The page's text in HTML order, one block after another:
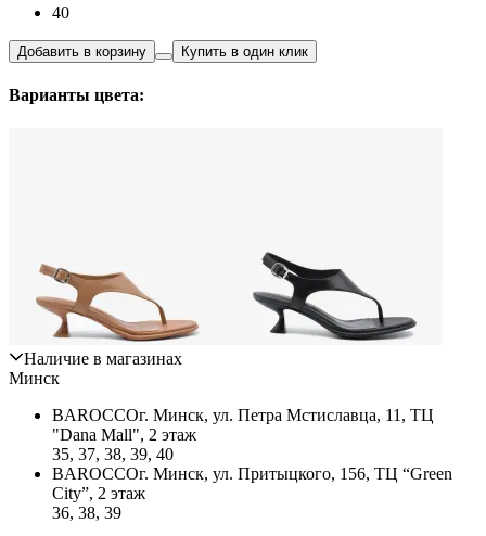
40
Добавить в корзину Купить в один клик
Варианты цвета:
Наличие в магазинах
Минск
BAROCCOг. Минск, ул. Петра Мстиславца, 11, ТЦ
"Dana Mall", 2 этаж
35, 37, 38, 39, 40
BAROCCOг. Минск, ул. Притыцкого, 156, ТЦ “Green
City”, 2 этаж
36, 38, 39